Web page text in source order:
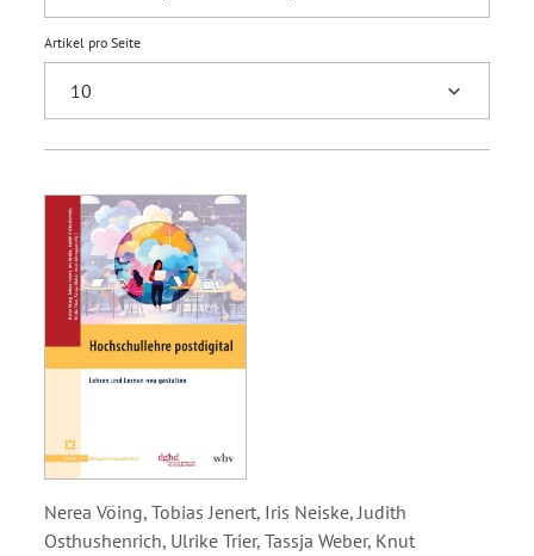
Artikel pro Seite
Nerea Vöing, Tobias Jenert, Iris Neiske, Judith
Osthushenrich, Ulrike Trier, Tassja Weber, Knut